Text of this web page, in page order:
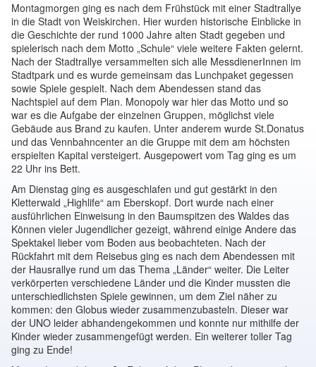
Montagmorgen ging es nach dem Frühstück mit einer Stadtrallye
in die Stadt von Weiskirchen. Hier wurden historische Einblicke in
die Geschichte der rund 1000 Jahre alten Stadt gegeben und
spielerisch nach dem Motto „Schule“ viele weitere Fakten gelernt.
Nach der Stadtrallye versammelten sich alle MessdienerInnen im
Stadtpark und es wurde gemeinsam das Lunchpaket gegessen
sowie Spiele gespielt. Nach dem Abendessen stand das
Nachtspiel auf dem Plan. Monopoly war hier das Motto und so
war es die Aufgabe der einzelnen Gruppen, möglichst viele
Gebäude aus Brand zu kaufen. Unter anderem wurde St.Donatus
und das Vennbahncenter an die Gruppe mit dem am höchsten
erspielten Kapital versteigert. Ausgepowert vom Tag ging es um
22 Uhr ins Bett.
Am Dienstag ging es ausgeschlafen und gut gestärkt in den
Kletterwald „Highlife“ am Eberskopf. Dort wurde nach einer
ausführlichen Einweisung in den Baumspitzen des Waldes das
Können vieler Jugendlicher gezeigt, während einige Andere das
Spektakel lieber vom Boden aus beobachteten. Nach der
Rückfahrt mit dem Reisebus ging es nach dem Abendessen mit
der Hausrallye rund um das Thema „Länder“ weiter. Die Leiter
verkörperten verschiedene Länder und die Kinder mussten die
unterschiedlichsten Spiele gewinnen, um dem Ziel näher zu
kommen: den Globus wieder zusammenzubasteln. Dieser war
der UNO leider abhandengekommen und konnte nur mithilfe der
Kinder wieder zusammengefügt werden. Ein weiterer toller Tag
ging zu Ende!